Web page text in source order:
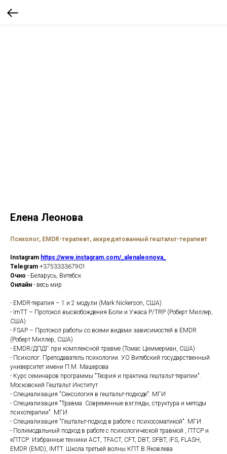
Елена Леонова
Психолог, EMDR-терапевт, аккредитованный гештальт-терапевт
Instagram https://www.instagram.com/_alenaleonova_
Telegram +375333367901
Очно - Беларусь, Витебск
Онлайн - весь мир
- EMDR-терапия – 1 и 2 модули (Mark Nickerson, США)
- ImTT – Протокол высвобождения Боли и Ужаса P/TRP (Роберт Миллер,
США)
- FSAP – Протокол работы со всеми видами зависимостей в EMDR
(Роберт Миллер, США)
- EMDR/ДПДГ при комплексной травме (Томас Циммерман, США)
- Психолог. Преподаватель психологии. УО Витебский государственный
университет имени П.М. Машерова
- Курс семинаров программы "Теория и практика гештальт-терапии".
Московский Гештальт Институт
- Специализация "Сексология в гештальт-подходе". МГИ
- Специализация "Травма. Современные взгляды, структура и методы
психотерапии". МГИ
- Специализация "Гештальт-подход в работе с психосоматикой". МГИ
- Полимодальный подход в работе с психологической травмой , ПТСР и
кПТСР. Избранные техники АСТ, TFACT, CFT, DBT, SFBT, IFS, FLASH,
EMDR (EMD), IMTT. Школа третьей волны КПТ В.Яковлева